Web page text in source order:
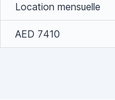
Location mensuelle
AED 7410